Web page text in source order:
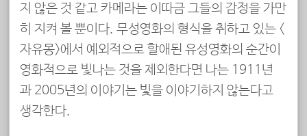
지 않은 것 같고 카메라는 이따금 그들의 감정을 가만
히 지켜 볼 뿐이다. 무성영화의 형식을 취하고 있는 <
자유몽>에서 예외적으로 할애된 유성영화의 순간이
영화적으로 빛나는 것을 제외한다면 나는 1911년
과 2005년의 이야기는 빛을 이야기하지 않는다고
생각한다.